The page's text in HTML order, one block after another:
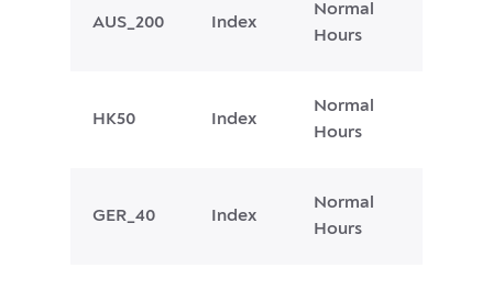
AUS_200 Index
Normal
Hours
HK50 Index
Normal
Hours
GER_40 Index
Normal
Hours